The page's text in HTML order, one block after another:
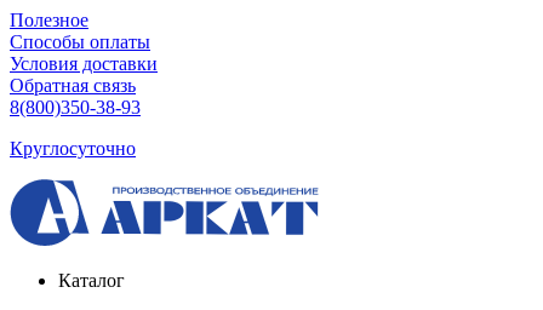
Полезное
Способы оплаты
Условия доставки
Обратная связь
8(800)350-38-93
Круглосуточно
Каталог